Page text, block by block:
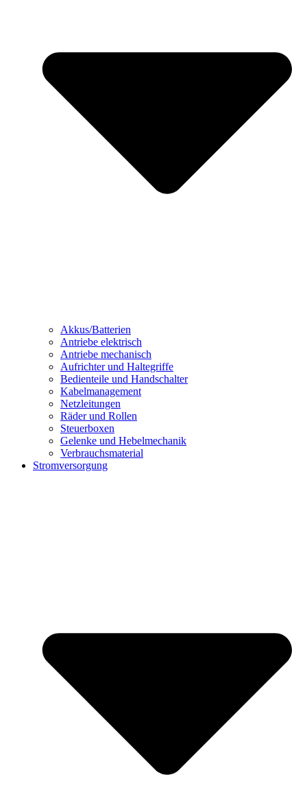
Akkus/Batterien
Antriebe elektrisch
Antriebe mechanisch
Aufrichter und Haltegriffe
Bedienteile und Handschalter
Kabelmanagement
Netzleitungen
Räder und Rollen
Steuerboxen
Gelenke und Hebelmechanik
Verbrauchsmaterial
Stromversorgung